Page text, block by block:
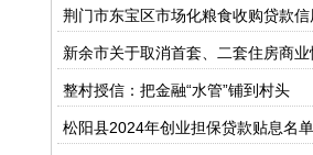
荆门市东宝区市场化粮食收购贷款
新余市关于取消首套、二套住房商
整村授信：把金融“水管”铺到村头
松阳县2024年创业担保贷款贴息名单